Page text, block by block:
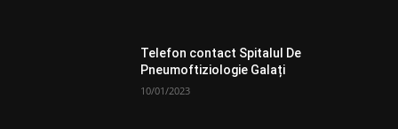
Telefon contact Spitalul De
Pneumoftiziologie Galați
10/01/2023